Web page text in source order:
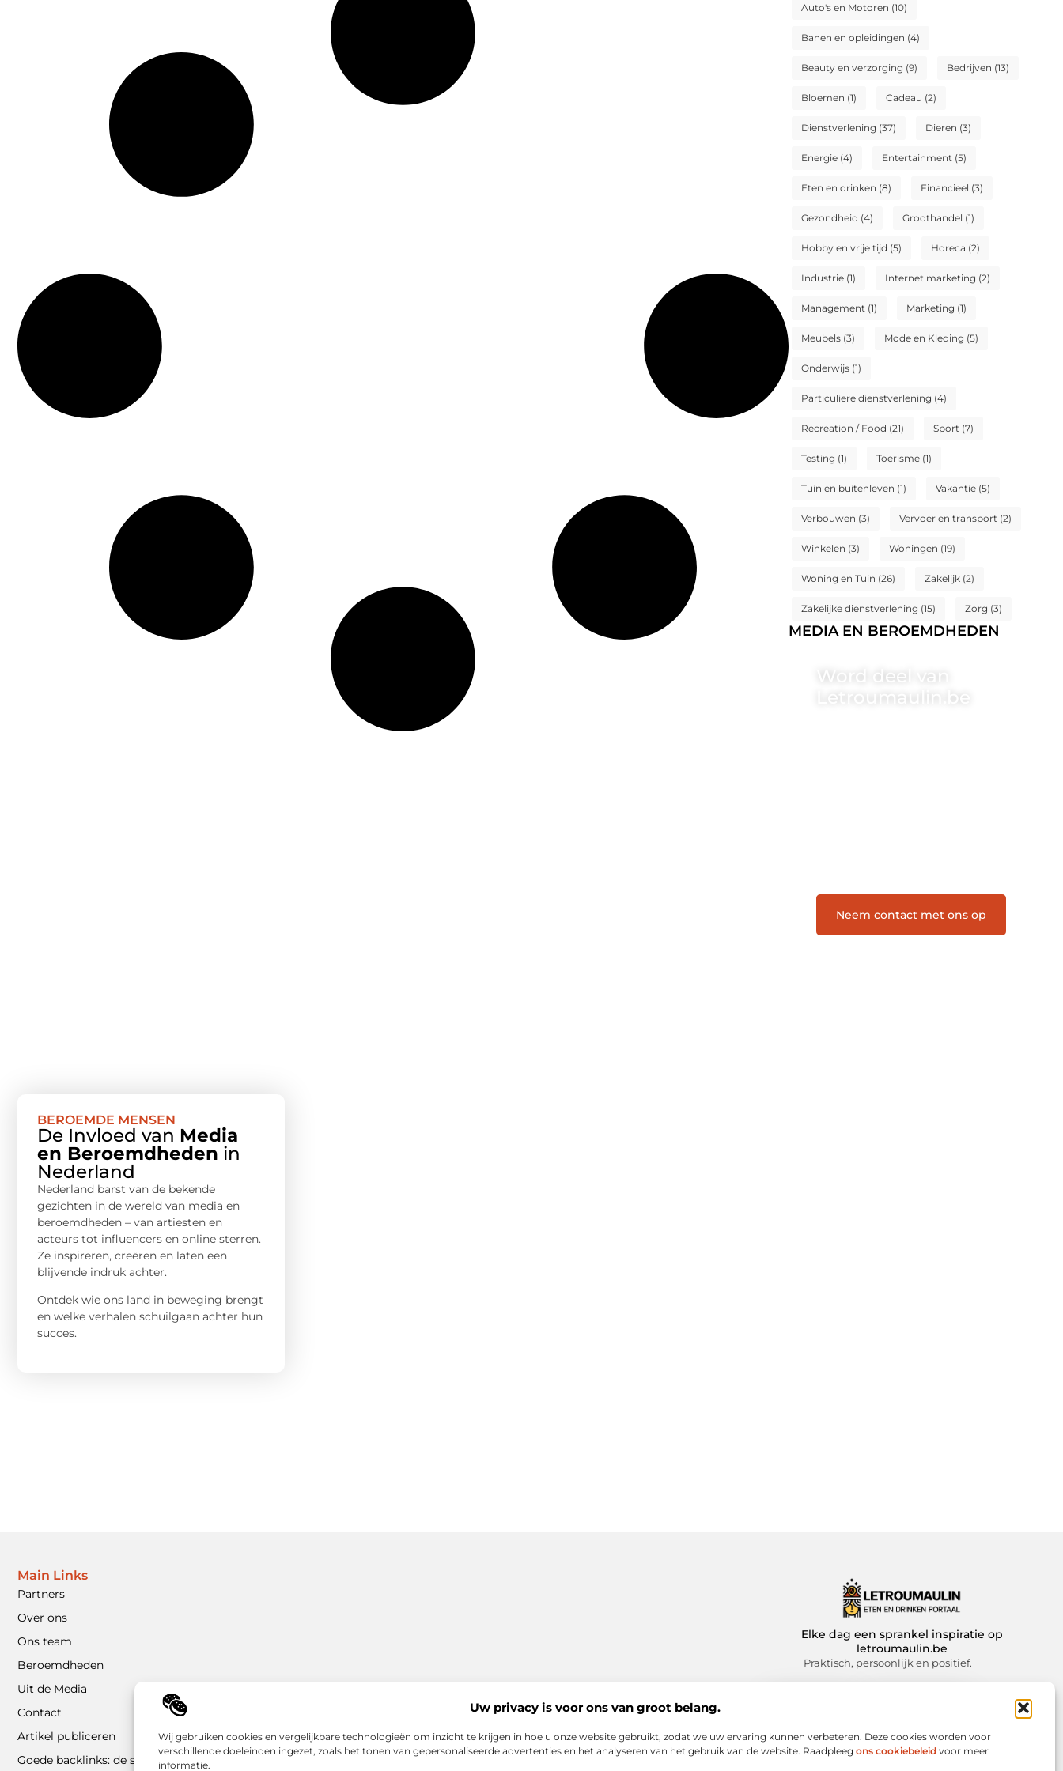
Uw privacy is voor ons van groot belang.
Wij gebruiken cookies en vergelijkbare technologieën om inzicht te krijgen in hoe u onze website gebruikt, zodat we uw ervaring kunnen verbeteren. Deze cookies worden voor
verschillende doeleinden ingezet, zoals het tonen van gepersonaliseerde advertenties en het analyseren van het gebruik van de website. Raadpleeg ons cookiebeleid voor meer
informatie.
Auto's en Motoren (10)
Banen en opleidingen (4)
Beauty en verzorging (9) Bedrijven (13)
Bloemen (1) Cadeau (2)
Dienstverlening (37) Dieren (3)
Energie (4) Entertainment (5)
Eten en drinken (8) Financieel (3)
Gezondheid (4) Groothandel (1)
Hobby en vrije tijd (5) Horeca (2)
Industrie (1) Internet marketing (2)
Management (1) Marketing (1)
Meubels (3) Mode en Kleding (5)
Onderwijs (1)
Particuliere dienstverlening (4)
Recreation / Food (21) Sport (7)
Testing (1) Toerisme (1)
Tuin en buitenleven (1) Vakantie (5)
Verbouwen (3) Vervoer en transport (2)
Winkelen (3) Woningen (19)
Woning en Tuin (26) Zakelijk (2)
Zakelijke dienstverlening (15) Zorg (3)
MEDIA EN BEROEMDHEDEN
Word deel van
Letroumaulin.be
Neem contact met ons op
BEROEMDE MENSEN
De Invloed van Media
en Beroemdheden in
Nederland
Nederland barst van de bekende
gezichten in de wereld van media en
beroemdheden – van artiesten en
acteurs tot influencers en online sterren.
Ze inspireren, creëren en laten een
blijvende indruk achter.
Ontdek wie ons land in beweging brengt
en welke verhalen schuilgaan achter hun
succes.
Main Links
Partners
Over ons
Ons team
Beroemdheden
Uit de Media
Contact
Artikel publiceren
Goede backlinks: de sleutel tot duurzame SEO-resultaten
Elke dag een sprankel inspiratie op
letroumaulin.be
Praktisch, persoonlijk en positief.